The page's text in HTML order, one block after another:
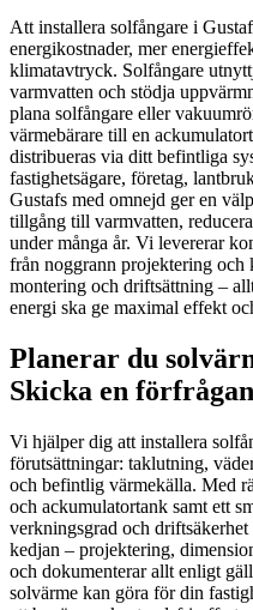
Att installera solfångare i
energikostnader, mer
klimatavtryck. Solfångare
varmvatten och stödja
plana solfångare eller
värmebärare till en
distribueras via ditt befintliga
fastighetsägare, företag,
Gustafs med omnejd ger en
tillgång till varmvatten,
under många år. Vi levererar
från noggrann projektering
montering och driftsättning –
energi ska ge maximal effekt
Planerar du
Skicka en
Vi hjälper dig att installera
förutsättningar: taklutning,
och befintlig värmekälla. Med
och ackumulatortank samt ett
verkningsgrad och
kedjan – projektering,
och dokumenterar allt enligt
solvärme kan göra för din